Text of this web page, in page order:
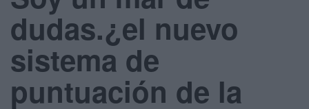
dudas.¿el nuevo
sistema de
puntuación de la